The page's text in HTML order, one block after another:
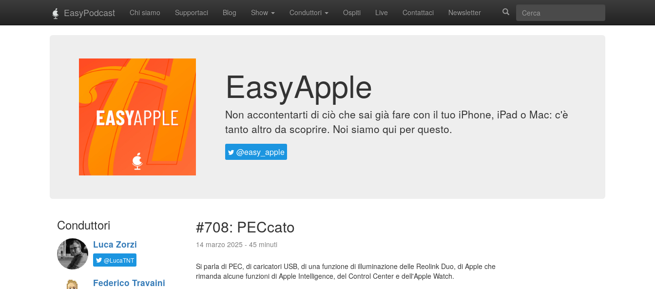
EasyPodcast Chi siamo Supportaci Blog Show Conduttori Ospiti Live Contattaci Newsletter
EasyApple
Non accontentarti di ciò che sai già fare con il tuo iPhone, iPad o Mac: c'è
tanto altro da scoprire. Noi siamo qui per questo.
@easy_apple
Conduttori
Luca Zorzi
@LucaTNT
Federico Travaini
#708: PECcato
14 marzo 2025 - 45 minuti
Si parla di PEC, di caricatori USB, di una funzione di illuminazione delle Reolink Duo, di Apple che
rimanda alcune funzioni di Apple Intelligence, del Control Center e dell'Apple Watch.